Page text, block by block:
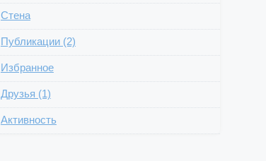
Стена
Публикации (2)
Избранное
Друзья (1)
Активность